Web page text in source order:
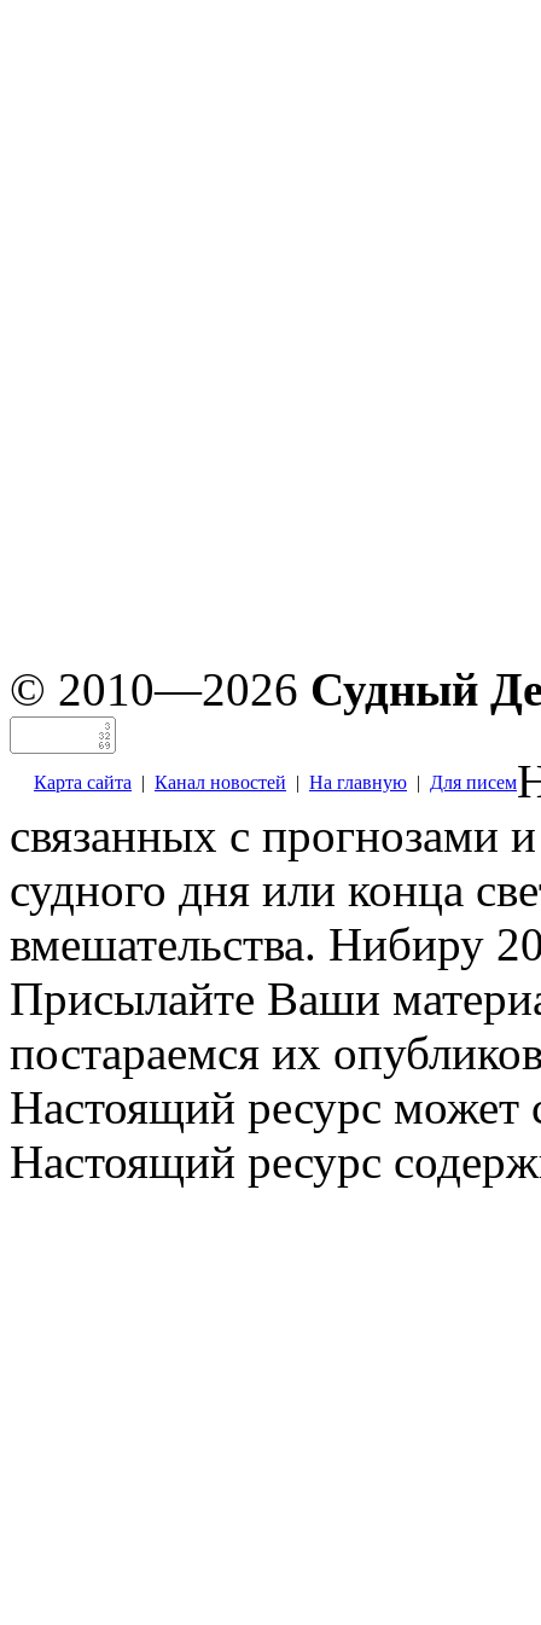
© 2010—2026 Судный
Карта сайта | Канал новостей | На главную | Для писем
связанных с прогнозами
судного дня или конца
вмешательства. Нибиру
Присылайте Ваши
постараемся их
Настоящий ресурс может
Настоящий ресурс